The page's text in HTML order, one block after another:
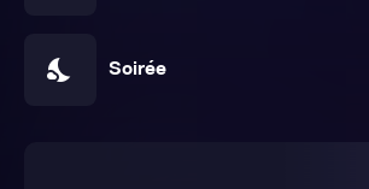
nights_stay Soirée